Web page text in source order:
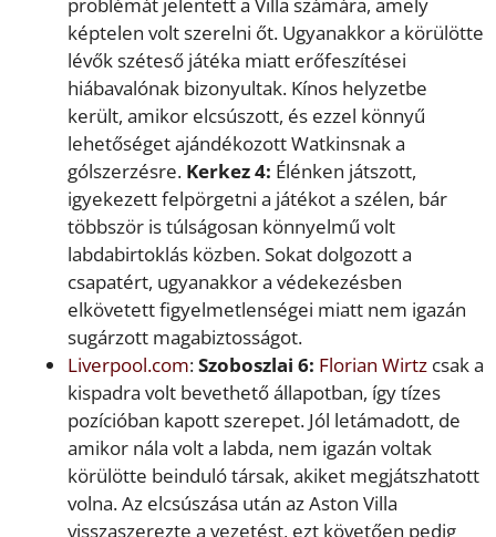
képtelen volt szerelni őt. Ugyanakkor a körülötte
lévők széteső játéka miatt erőfeszítései
hiábavalónak bizonyultak. Kínos helyzetbe
került, amikor elcsúszott, és ezzel könnyű
lehetőséget ajándékozott Watkinsnak a
gólszerzésre. Kerkez 4: Élénken játszott,
igyekezett felpörgetni a játékot a szélen, bár
többször is túlságosan könnyelmű volt
labdabirtoklás közben. Sokat dolgozott a
csapatért, ugyanakkor a védekezésben
elkövetett figyelmetlenségei miatt nem igazán
sugárzott magabiztosságot.
Liverpool.com:Szoboszlai 6: Florian Wirtz csak a
kispadra volt bevethető állapotban, így tízes
pozícióban kapott szerepet. Jól letámadott, de
amikor nála volt a labda, nem igazán voltak
körülötte beinduló társak, akiket megjátszhatott
volna. Az elcsúszása után az Aston Villa
visszaszerezte a vezetést, ezt követően pedig